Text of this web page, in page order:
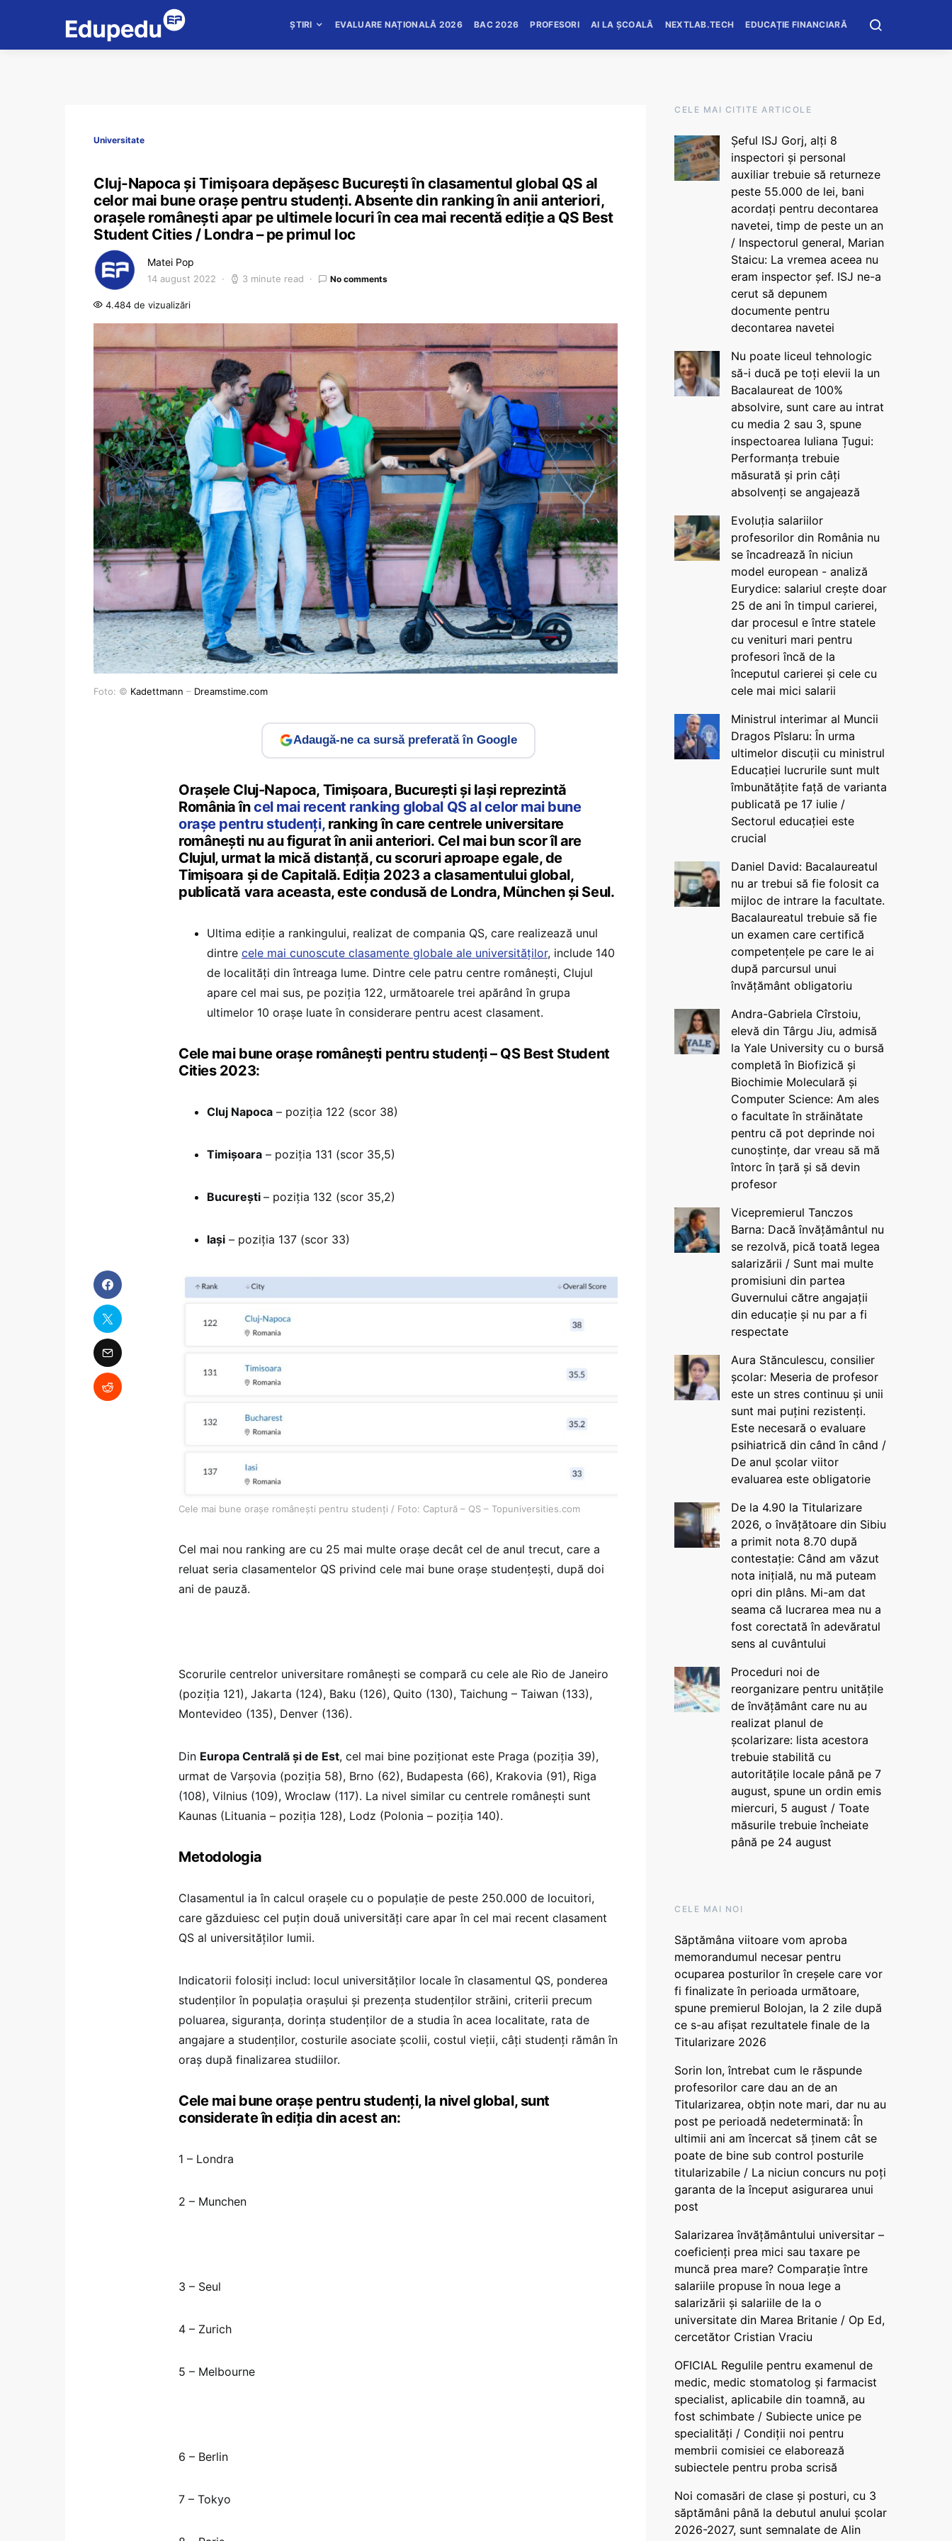
ȘTIRI EVALUARE NAȚIONALĂ 2026 BAC 2026 PROFESORI AI LA ȘCOALĂ NEXTLAB.TECH EDUCAȚIE FINANCIARĂ
Universitate
Cluj-Napoca și Timișoara depășesc București în clasamentul global QS al
celor mai bune orașe pentru studenți. Absente din ranking în anii anteriori,
orașele românești apar pe ultimele locuri în cea mai recentă ediție a QS Best
Student Cities / Londra – pe primul loc
Matei Pop
14 august 2022 3 minute read No comments
4.484 de vizualizări
Foto: © Kadettmann – Dreamstime.com
Adaugă-ne ca sursă preferată în Google
Orașele Cluj-Napoca, Timișoara, București și Iași reprezintă
România încel mai recent ranking global QS al celor mai bune
orașe pentru studenți,ranking în care centrele universitare
românești nu au figurat în anii anteriori. Cel mai bun scor îl are
Clujul, urmat la mică distanță, cu scoruri aproape egale, de
Timișoara și de Capitală. Ediția 2023 a clasamentului global,
publicată vara aceasta, este condusă de Londra, München și Seul.
Ultima ediție a rankingului, realizat de compania QS, care realizează unul
dintre cele mai cunoscute clasamente globale ale universităților, include 140
de localități din întreaga lume. Dintre cele patru centre românești, Clujul
apare cel mai sus, pe poziția 122, următoarele trei apărând în grupa
ultimelor 10 orașe luate în considerare pentru acest clasament.
Cele mai bune orașe românești pentru studenți – QS Best Student
Cities 2023:
Cluj Napoca – poziția 122 (scor 38)
Timișoara – poziția 131 (scor 35,5)
București – poziția 132 (scor 35,2)
Iași – poziția 137 (scor 33)
Cele mai bune orașe românești pentru studenți / Foto: Captură – QS – Topuniversities.com
Cel mai nou ranking are cu 25 mai multe orașe decât cel de anul trecut, care a
reluat seria clasamentelor QS privind cele mai bune orașe studențești, după doi
ani de pauză.
Scorurile centrelor universitare românești se compară cu cele ale Rio de Janeiro
(poziția 121), Jakarta (124), Baku (126), Quito (130), Taichung – Taiwan (133),
Montevideo (135), Denver (136).
Din Europa Centrală și de Est, cel mai bine poziționat este Praga (poziția 39),
urmat de Varșovia (poziția 58), Brno (62), Budapesta (66), Krakovia (91), Riga
(108), Vilnius (109), Wroclaw (117). La nivel similar cu centrele românești sunt
Kaunas (Lituania – poziția 128), Lodz (Polonia – poziția 140).
Metodologia
Clasamentul ia în calcul orașele cu o populație de peste 250.000 de locuitori,
care găzduiesc cel puțin două universități care apar în cel mai recent clasament
QS al universităților lumii.
Indicatorii folosiți includ: locul universităților locale în clasamentul QS, ponderea
studenților în populația orașului și prezența studenților străini, criterii precum
poluarea, siguranța, dorința studenților de a studia în acea localitate, rata de
angajare a studenților, costurile asociate școlii, costul vieții, câți studenți rămân în
oraș după finalizarea studiilor.
Cele mai bune orașe pentru studenți, la nivel global, sunt
considerate în ediția din acest an:
1 – Londra
2 – Munchen
3 – Seul
4 – Zurich
5 – Melbourne
6 – Berlin
7 – Tokyo
CELE MAI CITITE ARTICOLE
Șeful ISJ Gorj, alți 8
inspectori și personal
auxiliar trebuie să returneze
peste 55.000 de lei, bani
acordați pentru decontarea
navetei, timp de peste un an
/ Inspectorul general, Marian
Staicu: La vremea aceea nu
eram inspector șef. ISJ ne-a
cerut să depunem
documente pentru
decontarea navetei
Nu poate liceul tehnologic
să-i ducă pe toți elevii la un
Bacalaureat de 100%
absolvire, sunt care au intrat
cu media 2 sau 3, spune
inspectoarea Iuliana Țugui:
Performanța trebuie
măsurată și prin câți
absolvenți se angajează
Evoluția salariilor
profesorilor din România nu
se încadrează în niciun
model european - analiză
Eurydice: salariul crește doar
25 de ani în timpul carierei,
dar procesul e între statele
cu venituri mari pentru
profesori încă de la
începutul carierei și cele cu
cele mai mici salarii
Ministrul interimar al Muncii
Dragos Pîslaru: În urma
ultimelor discuții cu ministrul
Educației lucrurile sunt mult
îmbunătățite față de varianta
publicată pe 17 iulie /
Sectorul educației este
crucial
Daniel David: Bacalaureatul
nu ar trebui să fie folosit ca
mijloc de intrare la facultate.
Bacalaureatul trebuie să fie
un examen care certifică
competențele pe care le ai
după parcursul unui
învățământ obligatoriu
Andra-Gabriela Cîrstoiu,
elevă din Târgu Jiu, admisă
la Yale University cu o bursă
completă în Biofizică și
Biochimie Moleculară și
Computer Science: Am ales
o facultate în străinătate
pentru că pot deprinde noi
cunoștințe, dar vreau să mă
întorc în țară și să devin
profesor
Vicepremierul Tanczos
Barna: Dacă învățământul nu
se rezolvă, pică toată legea
salarizării / Sunt mai multe
promisiuni din partea
Guvernului către angajații
din educație și nu par a fi
respectate
Aura Stănculescu, consilier
școlar: Meseria de profesor
este un stres continuu și unii
sunt mai puțini rezistenți.
Este necesară o evaluare
psihiatrică din când în când /
De anul școlar viitor
evaluarea este obligatorie
De la 4.90 la Titularizare
2026, o învățătoare din Sibiu
a primit nota 8.70 după
contestație: Când am văzut
nota inițială, nu mă puteam
opri din plâns. Mi-am dat
seama că lucrarea mea nu a
fost corectată în adevăratul
sens al cuvântului
Proceduri noi de
reorganizare pentru unitățile
de învățământ care nu au
realizat planul de
școlarizare: lista acestora
trebuie stabilită cu
autoritățile locale până pe 7
august, spune un ordin emis
miercuri, 5 august / Toate
măsurile trebuie încheiate
până pe 24 august
CELE MAI NOI
Săptămâna viitoare vom aproba
memorandumul necesar pentru
ocuparea posturilor în creșele care vor
fi finalizate în perioada următoare,
spune premierul Bolojan, la 2 zile după
ce s-au afișat rezultatele finale de la
Titularizare 2026
Sorin Ion, întrebat cum le răspunde
profesorilor care dau an de an
Titularizarea, obțin note mari, dar nu au
post pe perioadă nedeterminată: În
ultimii ani am încercat să ținem cât se
poate de bine sub control posturile
titularizabile / La niciun concurs nu poți
garanta de la început asigurarea unui
post
Salarizarea învățământului universitar –
coeficienți prea mici sau taxare pe
muncă prea mare? Comparație între
salariile propuse în noua lege a
salarizării și salariile de la o
universitate din Marea Britanie / Op Ed,
cercetător Cristian Vraciu
OFICIAL Regulile pentru examenul de
medic, medic stomatolog și farmacist
specialist, aplicabile din toamnă, au
fost schimbate / Subiecte unice pe
specialități / Condiții noi pentru
membrii comisiei ce elaborează
subiectele pentru proba scrisă
Noi comasări de clase și posturi, cu 3
săptămâni până la debutul anului școlar
2026-2027, sunt semnalate de Alin